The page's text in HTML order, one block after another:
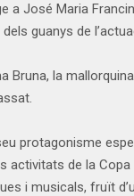
a José Maria
guanys de
Bruna, la
protagonisme
activitats de la
i musicals, fruït